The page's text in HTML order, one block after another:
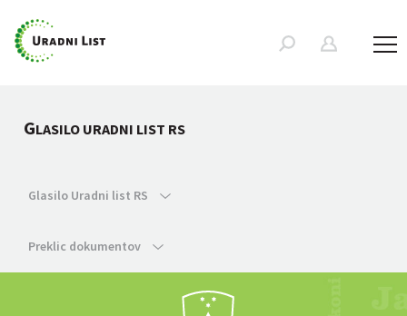
GLASILO URADNI LIST RS
Glasilo Uradni list RS
Preklic dokumentov